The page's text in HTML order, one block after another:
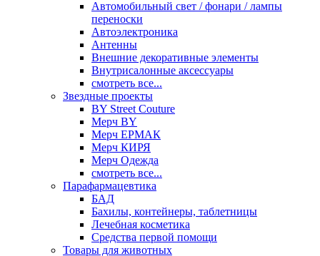
Автомобильный свет / фонари / лампы
переноски
Автоэлектроника
Антенны
Внешние декоративные элементы
Внутрисалонные аксессуары
смотреть все...
Звездные проекты
BY Street Couture
Мерч BY
Мерч ЕРМАК
Мерч КИРЯ
Мерч Одежда
смотреть все...
Парафармацевтика
БАД
Бахилы, контейнеры, таблетницы
Лечебная косметика
Средства первой помощи
Товары для животных